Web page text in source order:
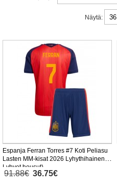
Näytä:
Espanja Ferran Torres #7 Koti Peliasu
Lasten MM-kisat 2026 Lyhythihainen (+
Lyhyet housut)
91.88€ 36.75€